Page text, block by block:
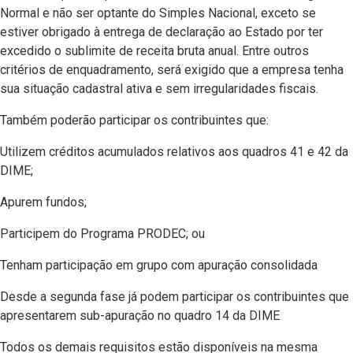
Normal e não ser optante do Simples Nacional, exceto se
estiver obrigado à entrega de declaração ao Estado por ter
excedido o sublimite de receita bruta anual. Entre outros
critérios de enquadramento, será exigido que a empresa tenha
sua situação cadastral ativa e sem irregularidades fiscais.
Também poderão participar os contribuintes que:
Utilizem créditos acumulados relativos aos quadros 41 e 42 da
DIME;
Apurem fundos;
Participem do Programa PRODEC; ou
Tenham participação em grupo com apuração consolidada
Desde a segunda fase já podem participar os contribuintes que
apresentarem sub-apuração no quadro 14 da DIME
Todos os demais requisitos estão disponíveis na mesma